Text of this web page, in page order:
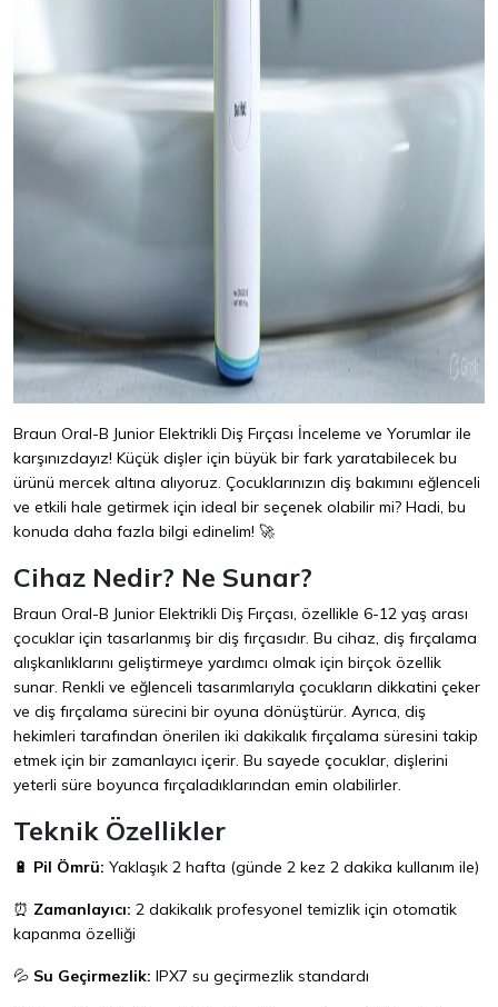
Braun Oral-B Junior Elektrikli Diş Fırçası İnceleme ve Yorumlar ile
karşınızdayız! Küçük dişler için büyük bir fark yaratabilecek bu
ürünü mercek altına alıyoruz. Çocuklarınızın diş bakımını eğlenceli
ve etkili hale getirmek için ideal bir seçenek olabilir mi? Hadi, bu
konuda daha fazla bilgi edinelim! 🚀
Cihaz Nedir? Ne Sunar?
Braun Oral-B Junior Elektrikli Diş Fırçası, özellikle 6-12 yaş arası
çocuklar için tasarlanmış bir diş fırçasıdır. Bu cihaz, diş fırçalama
alışkanlıklarını geliştirmeye yardımcı olmak için birçok özellik
sunar. Renkli ve eğlenceli tasarımlarıyla çocukların dikkatini çeker
ve diş fırçalama sürecini bir oyuna dönüştürür. Ayrıca, diş
hekimleri tarafından önerilen iki dakikalık fırçalama süresini takip
etmek için bir zamanlayıcı içerir. Bu sayede çocuklar, dişlerini
yeterli süre boyunca fırçaladıklarından emin olabilirler.
Teknik Özellikler
🔋 Pil Ömrü: Yaklaşık 2 hafta (günde 2 kez 2 dakika kullanım ile)
⏰ Zamanlayıcı: 2 dakikalık profesyonel temizlik için otomatik
kapanma özelliği
💦 Su Geçirmezlik: IPX7 su geçirmezlik standardı